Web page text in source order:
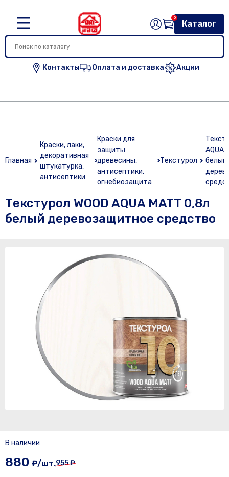
Контакты Оплата и доставка Акции
Каталог
0
Главная
Краски, лаки,
декоративная
штукатурка,
антисептики
Краски для
защиты
древесины,
антисептики,
огнебиозащита
Текстурол
AQUA
белый
Текстурол WOOD AQUA MATT 0,8л
белый деревозащитное средство
В наличии
880 ₽/шт.955 ₽